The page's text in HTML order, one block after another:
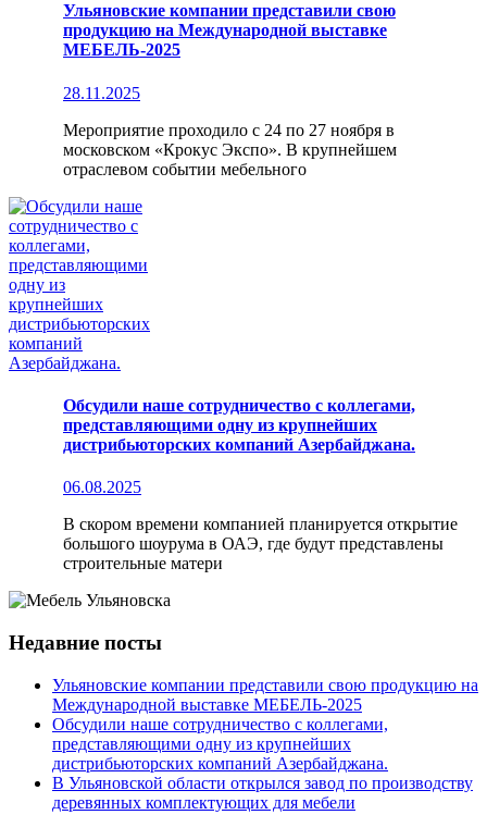
Ульяновские компании представили свою
продукцию на Международной выставке
МЕБЕЛЬ-2025
28.11.2025
Мероприятие проходило с 24 по 27 ноября в
московском «Крокус Экспо». В крупнейшем
отраслевом событии мебельного
Обсудили наше сотрудничество с коллегами,
представляющими одну из крупнейших
дистрибьюторских компаний Азербайджана.
06.08.2025
В скором времени компанией планируется открытие
большого шоурума в ОАЭ, где будут представлены
строительные матери
Недавние посты
Ульяновские компании представили свою продукцию на
Международной выставке МЕБЕЛЬ-2025
Обсудили наше сотрудничество с коллегами,
представляющими одну из крупнейших
дистрибьюторских компаний Азербайджана.
В Ульяновской области открылся завод по производству
деревянных комплектующих для мебели